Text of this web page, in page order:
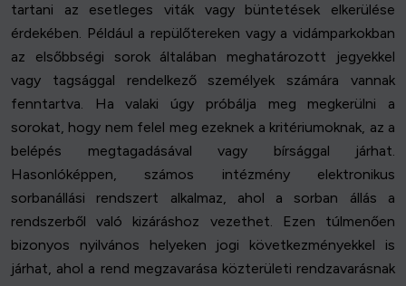
tartani az esetleges viták vagy büntetések elkerülése
érdekében. Például a repülőtereken vagy a vidámparkokban
az elsőbbségi sorok általában meghatározott jegyekkel
vagy tagsággal rendelkező személyek számára vannak
fenntartva. Ha valaki úgy próbálja meg megkerülni a
sorokat, hogy nem felel meg ezeknek a kritériumoknak, az a
belépés megtagadásával vagy bírsággal járhat.
Hasonlóképpen, számos intézmény elektronikus
sorbanállási rendszert alkalmaz, ahol a sorban állás a
rendszerből való kizáráshoz vezethet. Ezen túlmenően
bizonyos nyilvános helyeken jogi következményekkel is
járhat, ahol a rend megzavarása közterületi rendzavarásnak